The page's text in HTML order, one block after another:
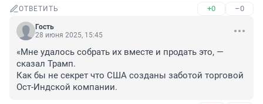
ОТВЕТИТЬ +0 –0
Гость
28 июня 2025, 15:45
«Мне удалось собрать их вместе и продать это, —
сказал Трамп.
Как бы не секрет что США созданы заботой торговой
Ост-Индской компании.